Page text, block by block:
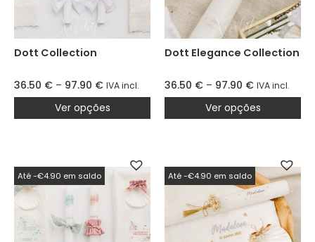
Dott Collection
36.50 € – 97.90 € IVA incl.
Ver opções
Dott Elegance Collection
36.50 € – 97.90 € IVA incl.
Ver opções
Até -€4.90 em saldo Até -€4.90 em saldo